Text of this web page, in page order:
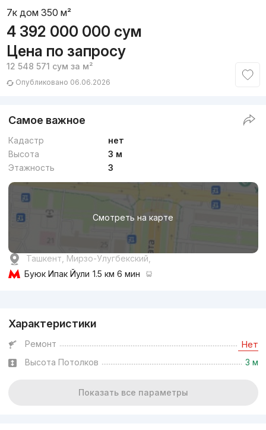
7к дом 350 м²
4 392 000 000 сум
Цена по запросу
12 548 571 сум за м²
Опубликовано 06.06.2026
Самое важное
Кадастр
нет
Высота
3 м
Этажность
3
Смотреть на карте
Ташкент, Мирзо-Улугбекский,
Буюк Ипак Йули 1.5 км 6 мин
Характеристики
Ремонт Нет
Высота Потолков 3 м
Показать все параметры